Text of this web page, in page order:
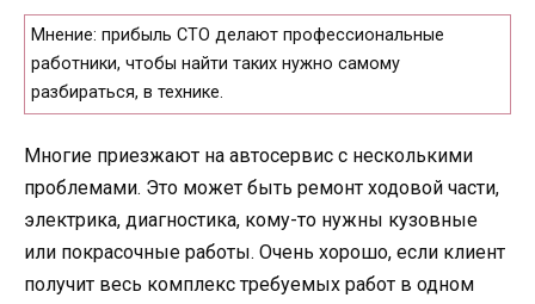
Мнение: прибыль СТО делают профессиональные
работники, чтобы найти таких нужно самому
разбираться, в технике.
Многие приезжают на автосервис с несколькими
проблемами. Это может быть ремонт ходовой части,
электрика, диагностика, кому-то нужны кузовные
или покрасочные работы. Очень хорошо, если клиент
получит весь комплекс требуемых работ в одном